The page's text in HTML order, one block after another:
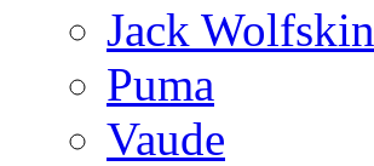
Jack Wolfskin
Puma
Vaude